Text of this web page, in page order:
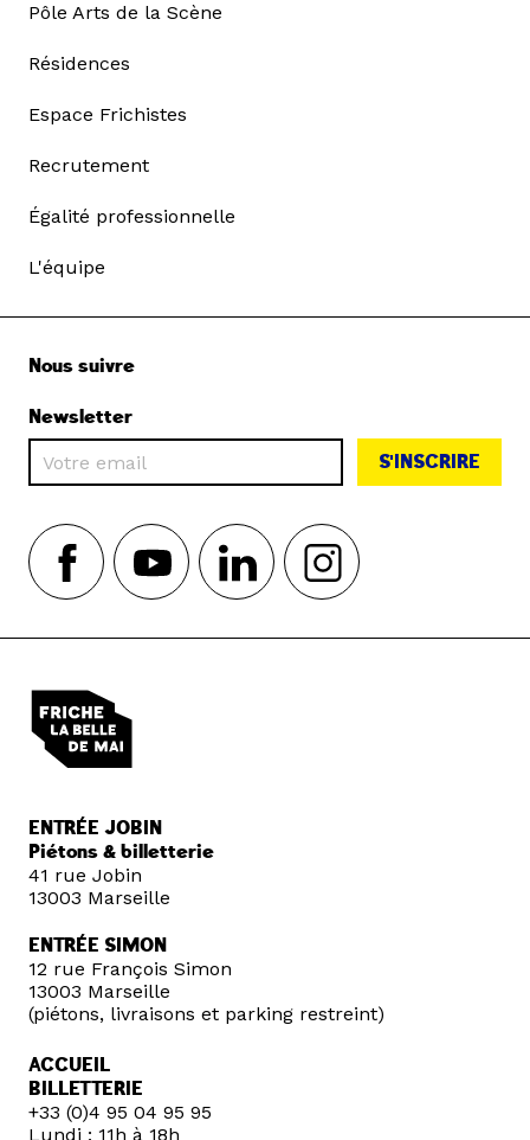
Pôle Arts de la Scène
Résidences
Espace Frichistes
Recrutement
Égalité professionnelle
L'équipe
Nous suivre
Newsletter
S'INSCRIRE
ENTRÉE JOBIN
Piétons & billetterie
41 rue Jobin
13003 Marseille
ENTRÉE SIMON
12 rue François Simon
13003 Marseille
(piétons, livraisons et parking restreint)
ACCUEIL
BILLETTERIE
+33 (0)4 95 04 95 95
Lundi : 11h à 18h